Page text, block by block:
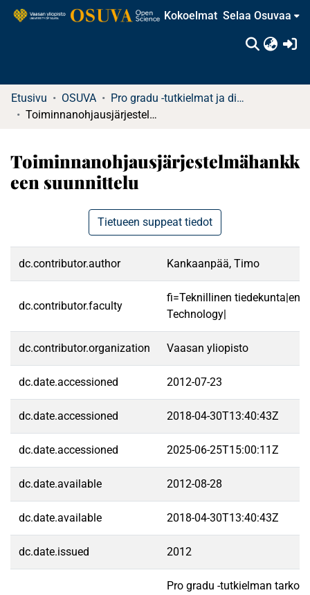
Kokoelmat Selaa Osuvaa
Etusivu OSUVA
Pro gradu -tutkielmat ja diplomityöt
Toiminnanohjausjärjestelmähankkeen suunnittelu
Toiminnanohjausjärjestelmähankk
een suunnittelu
Tietueen suppeat tiedot
dc.contributor.author Kankaanpää, Timo
dc.contributor.faculty
fi=Teknillinen
Technology|
dc.contributor.organization Vaasan yliopisto
dc.date.accessioned 2012-07-23
dc.date.accessioned 2018-04-30T13:40:43Z
dc.date.accessioned 2025-06-25T15:00:11Z
dc.date.available 2012-08-28
dc.date.available 2018-04-30T13:40:43Z
dc.date.issued 2012
Pro gradu -tutkielman